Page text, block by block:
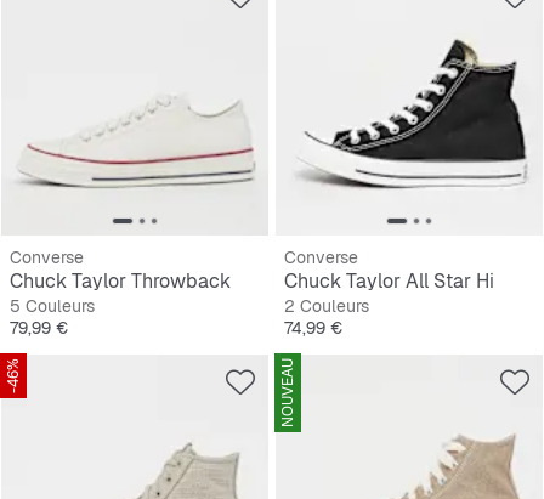
Converse
Chuck Taylor Throwback
5 Couleurs
Prix
79,99 €
Converse
Chuck Taylor All Star Hi
2 Couleurs
Prix
74,99 €
-46% NOUVEAU